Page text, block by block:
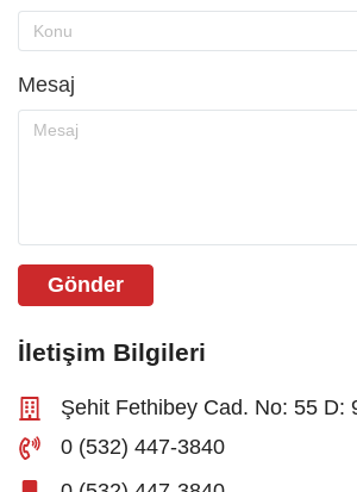
Mesaj
Gönder
İletişim Bilgileri
Şehit Fethibey Cad. No: 55 D:
0 (532) 447-3840